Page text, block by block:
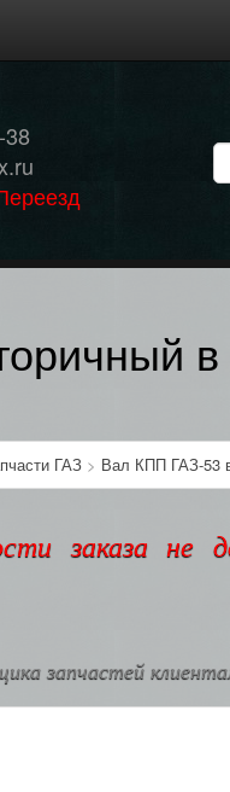
в
ГАЗ> Вал КПП ГАЗ-53
заказа не
запчастей